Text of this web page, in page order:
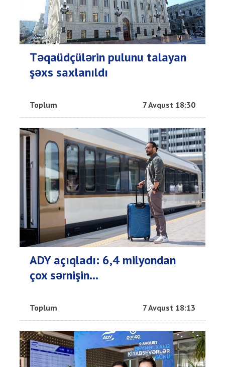
Təqaüdçülərin pulunu talayan
şəxs saxlanıldı
Toplum 7 Avqust 18:30
ADY açıqladı: 6,4 milyondan
çox sərnişin...
Toplum 7 Avqust 18:13